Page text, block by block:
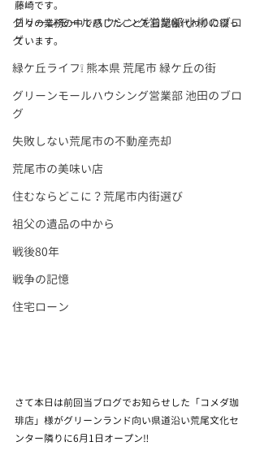
グリーンモールハウシング営業部 小柳のブロ
グ
緑ケ丘ライフ❕ 熊本県 荒尾市 緑ケ丘の街
グリーンモールハウシング営業部 池田のブロ
グ
失敗しない荒尾市の不動産売却
荒尾市の美味い店
住むならどこに？荒尾市内街選び
祖父の遺品の中から
戦後80年
戦争の記憶
住宅ローン
藤崎です。
日々の業務の中で感じたことを日記帳代わりに綴っ
ています。
さて本日は前回当ブログでお知らせした「コメダ珈
琲店」様がグリーンランド向い県道沿い荒尾文化セ
ンター隣りに6月1日オープン‼